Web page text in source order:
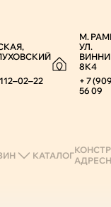
М.
УЛ.
8К4
+ 7
56 09
КАТАЛОГ